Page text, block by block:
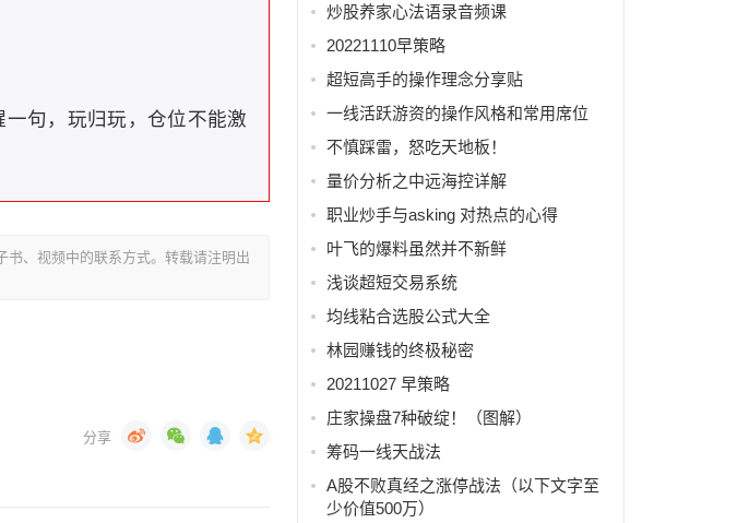
一句，玩归玩，仓位不能激
书、视频中的联系方式。转载请注明出
炒股养家心法语录音频课
20221110早策略
超短高手的操作理念分享贴
一线活跃游资的操作风格和常用席位
不慎踩雷，怒吃天地板！
量价分析之中远海控详解
职业炒手与asking 对热点的心得
叶飞的爆料虽然并不新鲜
浅谈超短交易系统
均线粘合选股公式大全
林园赚钱的终极秘密
20211027 早策略
庄家操盘7种破绽！（图解）
筹码一线天战法
A股不败真经之涨停战法（以下文字至
少价值500万）